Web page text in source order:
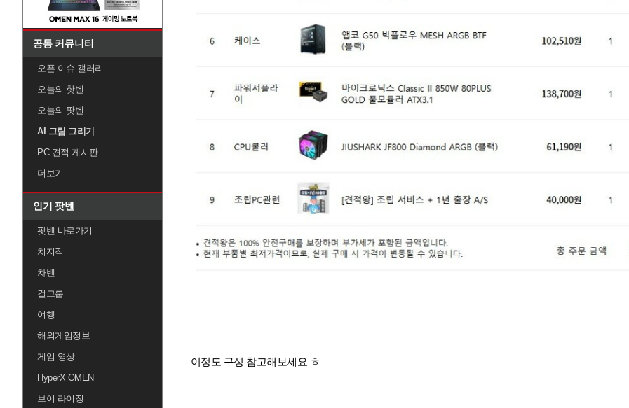
공통 커뮤니티
오픈 이슈 갤러리
오늘의 핫벤
오늘의 팟벤
AI 그림 그리기
PC 견적 게시판
더보기
인기 팟벤
팟벤 바로가기
치지직
차벤
걸그룹
여행
해외게임정보
게임 영상
HyperX OMEN
브이 라이징
이정도 구성 참고해보세요 ㅎ